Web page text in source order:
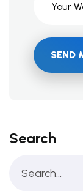
SEND
Search